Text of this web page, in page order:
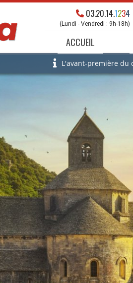
03.20.14.1234
(Lundi - Vendredi : 9h-18h)
ACCUEIL
L'avant-première du